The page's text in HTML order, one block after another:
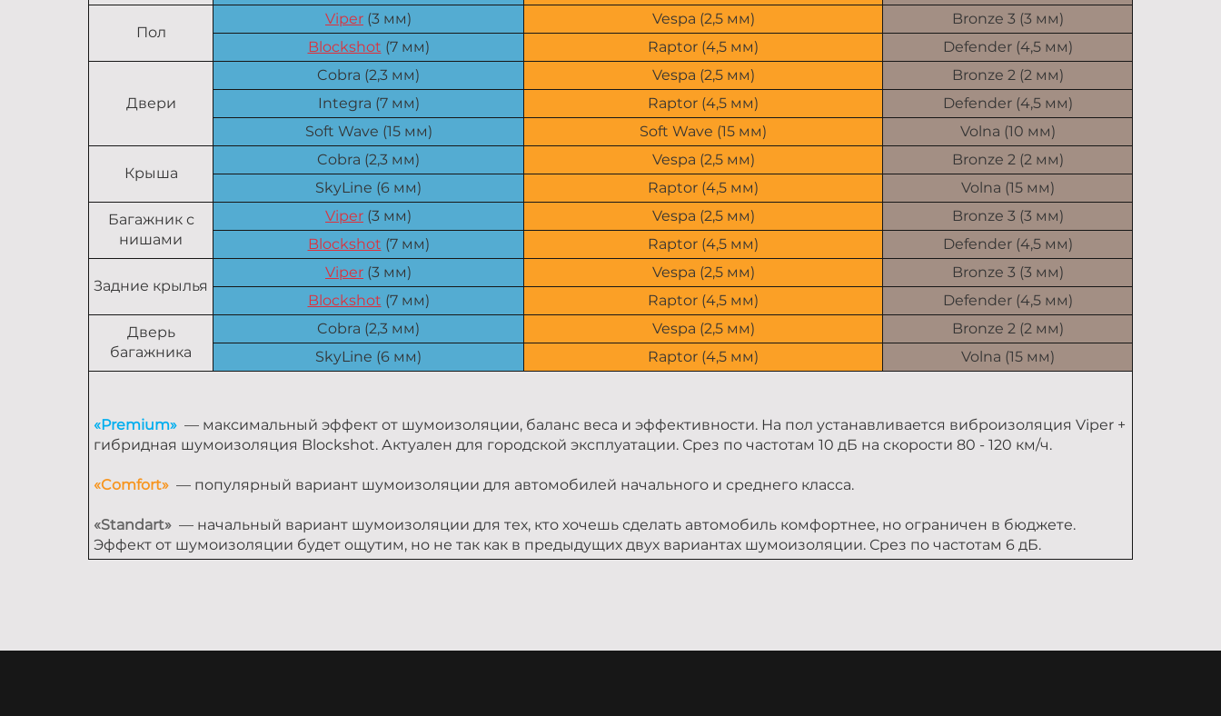
Пол
Viper (3 мм) Vespa (2,5 мм)
Bronze 3 (3 мм)
Blockshot (7 мм) Raptor (4,5 мм) Defender (4,5 мм)
Двери
Cobra (2,3 мм) Vespa (2,5 мм)
Bronze 2 (2 мм)
Integra (7 мм)
Raptor (4,5 мм)
Defender (4,5 мм)
Soft Wave (15 мм)
Soft Wave (15 мм) Volna (10 мм)
Крыша
Cobra (2,3 мм) Vespa (2,5 мм)
Bronze 2 (2 мм)
SkyLine (6 мм)
Raptor (4,5 мм)
Volna (15 мм)
Багажник с
нишами
Viper (3 мм) Vespa (2,5 мм)
Bronze 3 (3 мм)
Blockshot (7 мм) Raptor (4,5 мм) Defender (4,5 мм)
Задние крылья
Viper (3 мм) Vespa (2,5 мм)
Bronze 3 (3 мм)
Blockshot (7 мм) Raptor (4,5 мм)
Defender (4,5 мм)
Дверь
багажника
Cobra (2,3 мм) Vespa (2,5 мм)
Bronze 2 (2 мм)
SkyLine (6 мм)
Raptor (4,5 мм) Volna (15 мм)
«Premium» — максимальный эффект от шумоизоляции, баланс веса и эффективности. На пол устанавливается виброизоляция Viper +
гибридная шумоизоляция Blockshot. Актуален для городской эксплуатации. Срез по частотам 10 дБ на скорости 80 - 120 км/ч.
«Comfort» — популярный вариант шумоизоляции для автомобилей начального и среднего класса.
«Standart» — начальный вариант шумоизоляции для тех, кто хочешь сделать автомобиль комфортнее, но ограничен в бюджете.
Эффект от шумоизоляции будет ощутим, но не так как в предыдущих двух вариантах шумоизоляции. Срез по частотам 6 дБ.